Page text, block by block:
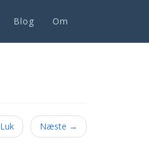
Blog Om
Luk Næste →